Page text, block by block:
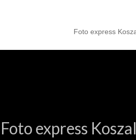
Foto express
Foto express